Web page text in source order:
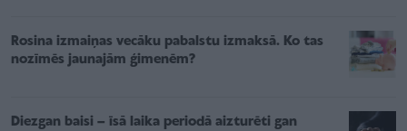
Rosina izmaiņas vecāku pabalstu izmaksā. Ko tas
nozīmēs jaunajām ģimenēm?
Diezgan baisi – īsā laika periodā aizturēti gan